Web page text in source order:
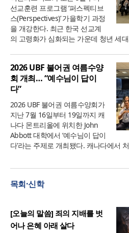
선교훈련 프로그램 ‘퍼스펙티브
스(Perspectives)’ 가을학기 과정
을 개강한다. 최근 한국 선교계
의 고령화가 심화되는 가운데 청년 세
2026 UBF 불어권 여름수양
회 개최… “예수님이 답이
다”
2026 UBF 불어권 여름수양회가
지난 7월 16일부터 19일까지 캐
나다 몬트리올에 위치한 John
Abbott 대학에서 ‘예수님이 답이
다’라는 주제로 개최됐다. 캐나다에서
목회·신학
[오늘의 말씀] 죄의 지배를 벗
어나 은혜 아래 살다